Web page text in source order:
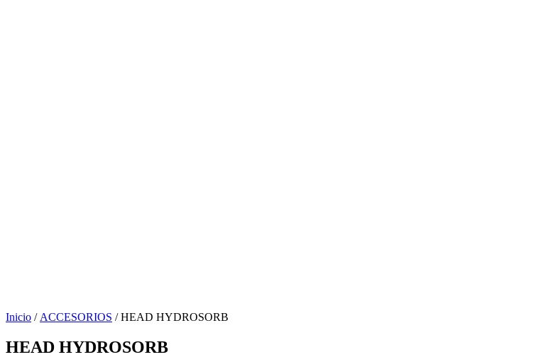
Inicio / ACCESORIOS / HEAD HYDROSORB
HEAD HYDROSORB